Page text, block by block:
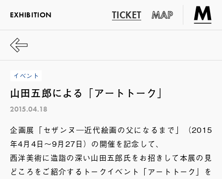
EXHIBITION TICKET MAP
イベント
山田五郎による「アートトーク」
2015.04.18
企画展「セザンヌ―近代絵画の父になるまで」（2015
年4月4日～9月27日）の開催を記念して、
西洋美術に造詣の深い山田五郎氏をお招きして本展の見
どころをご紹介するトークイベント「アートトーク」を